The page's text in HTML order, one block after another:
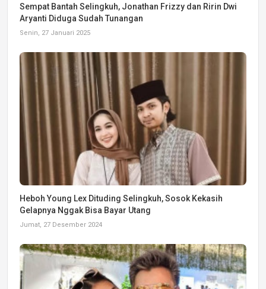
Sempat Bantah Selingkuh, Jonathan Frizzy dan Ririn Dwi
Aryanti Diduga Sudah Tunangan
Senin, 27 Januari 2025
Heboh Young Lex Dituding Selingkuh, Sosok Kekasih
Gelapnya Nggak Bisa Bayar Utang
Jumat, 27 Desember 2024